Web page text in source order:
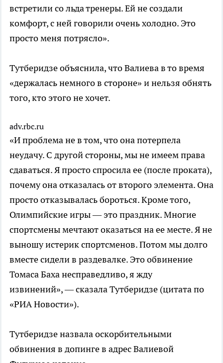
встретили со льда тренеры. Ей не создали
комфорт, с ней говорили очень холодно. Это
просто меня потрясло».
Тутберидзе объяснила, что Валиева в то время
«держалась немного в стороне» и нельзя обнять
того, кто этого не хочет.
adv.rbc.ru
«И проблема не в том, что она потерпела
неудачу. С другой стороны, мы не имеем права
сдаваться. Я просто спросила ее (после проката),
почему она отказалась от второго элемента. Она
просто отказывалась бороться. Кроме того,
Олимпийские игры — это праздник. Многие
спортсмены мечтают оказаться на ее месте. Я не
выношу истерик спортсменов. Потом мы долго
вместе сидели в раздевалке. Это обвинение
Томаса Баха несправедливо, я жду
извинений», — сказала Тутберидзе (цитата по
«РИА Новости»).
Тутберидзе назвала оскорбительными
обвинения в допинге в адрес Валиевой